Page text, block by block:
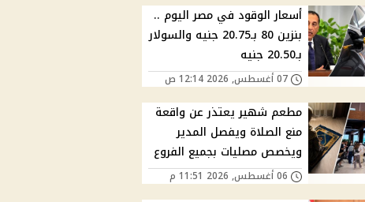
أسعار الوقود في مصر اليوم ..
بنزين 80 بـ20.75 جنيه والسولار
بـ20.50 جنيه
07 أغسطس, 2026 12:14 ص
مطعم شهير يعتذر عن واقعة
منع الصلاة ويفصل المدير
ويخصص مصليات بجميع الفروع
06 أغسطس, 2026 11:51 م